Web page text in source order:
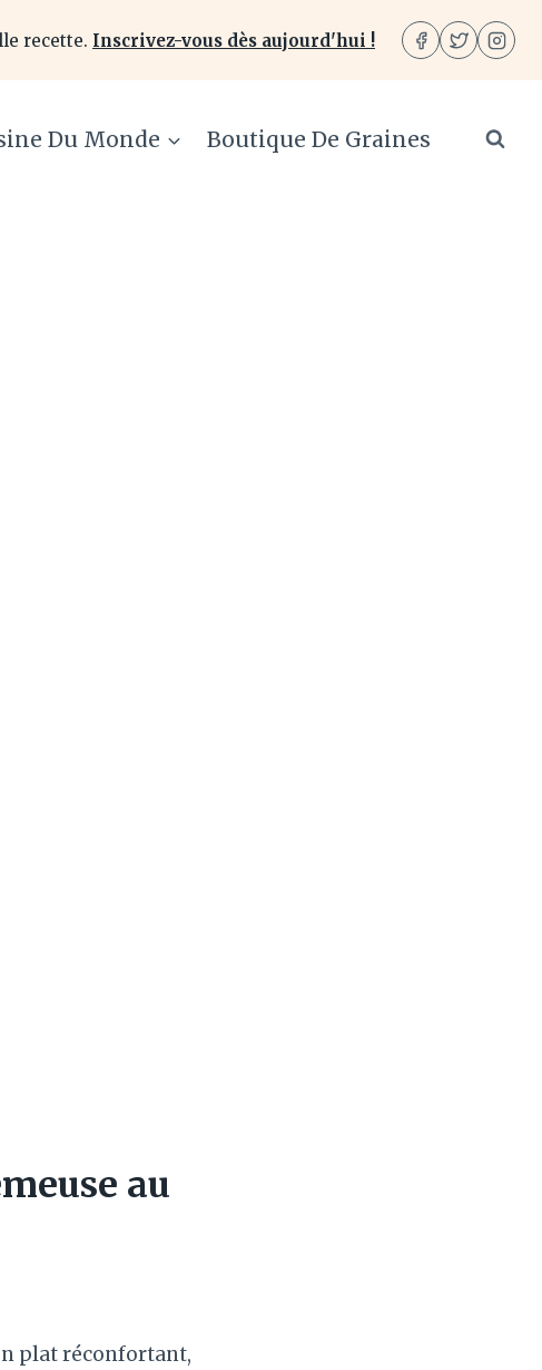
recette. Inscrivez-vous dès aujourd'hui !
Du Monde Boutique De Graines
au
plat réconfortant,